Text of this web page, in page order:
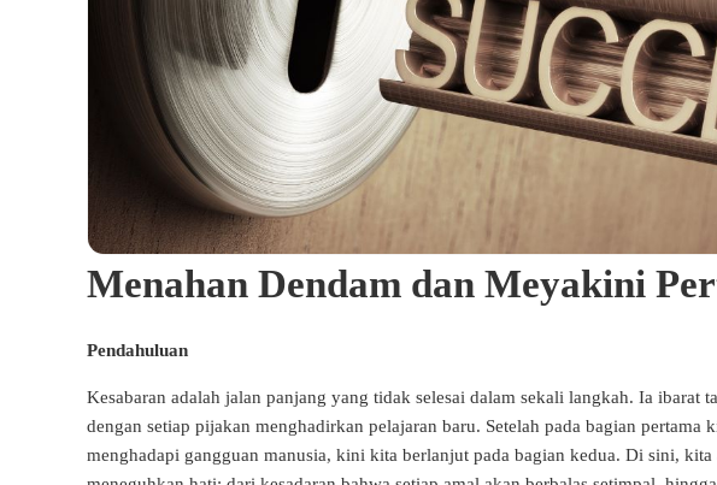
Menahan Dendam dan Meyakini
Pendahuluan
Kesabaran adalah jalan panjang yang tidak selesai dalam sekali langkah. Ia ibarat
dengan setiap pijakan menghadirkan pelajaran baru. Setelah pada bagian
menghadapi gangguan manusia, kini kita berlanjut pada bagian kedua. Di sini,